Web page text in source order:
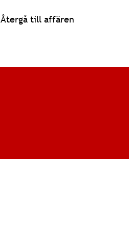
Återgå till affären